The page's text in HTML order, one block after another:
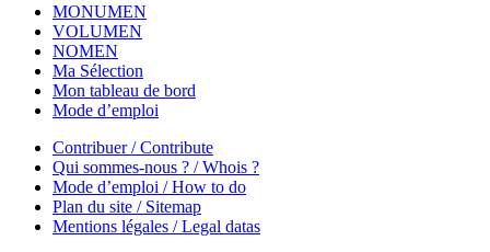
MONUMEN
VOLUMEN
NOMEN
Ma Sélection
Mon tableau de bord
Mode d’emploi
Contribuer / Contribute
Qui sommes-nous ? / Whois ?
Mode d’emploi / How to do
Plan du site / Sitemap
Mentions légales / Legal datas